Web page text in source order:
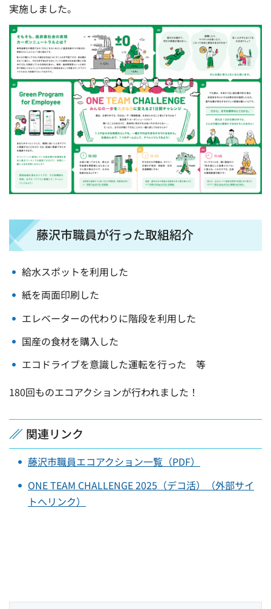
実施しました。
藤沢市職員が行った取組紹介
給水スポットを利用した
紙を両面印刷した
エレベーターの代わりに階段を利用した
国産の食材を購入した
エコドライブを意識した運転を行った 等
180回ものエコアクションが行われました！
関連リンク
藤沢市職員エコアクション一覧（PDF）
ONE TEAM CHALLENGE 2025（デコ活）（外部サイ
トへリンク）